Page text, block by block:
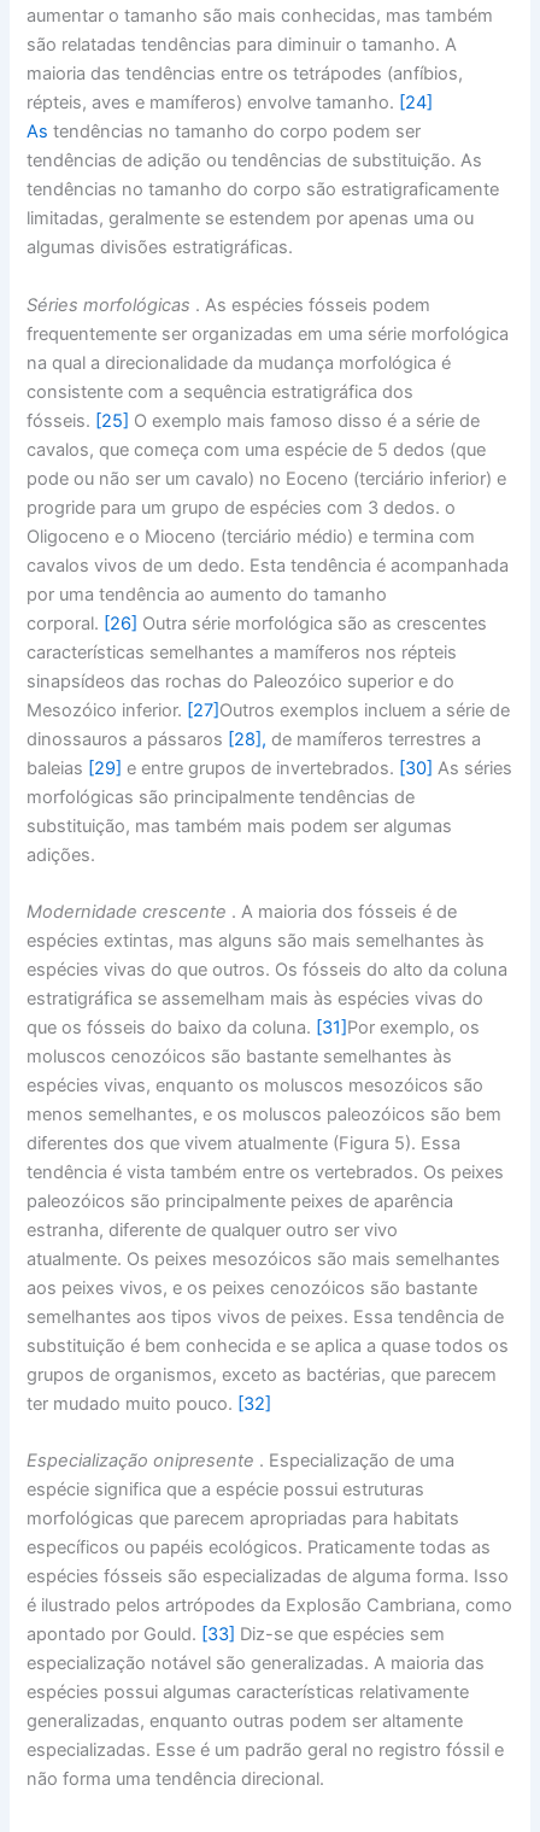
aumentar o tamanho são mais conhecidas, mas também
são relatadas tendências para diminuir o tamanho. A
maioria das tendências entre os tetrápodes (anfíbios,
répteis, aves e mamíferos) envolve tamanho. [24]
As tendências no tamanho do corpo podem ser
tendências de adição ou tendências de substituição. As
tendências no tamanho do corpo são estratigraficamente
limitadas, geralmente se estendem por apenas uma ou
algumas divisões estratigráficas.
Séries morfológicas . As espécies fósseis podem
frequentemente ser organizadas em uma série morfológica
na qual a direcionalidade da mudança morfológica é
consistente com a sequência estratigráfica dos
fósseis. [25] O exemplo mais famoso disso é a série de
cavalos, que começa com uma espécie de 5 dedos (que
pode ou não ser um cavalo) no Eoceno (terciário inferior) e
progride para um grupo de espécies com 3 dedos. o
Oligoceno e o Mioceno (terciário médio) e termina com
cavalos vivos de um dedo. Esta tendência é acompanhada
por uma tendência ao aumento do tamanho
corporal. [26] Outra série morfológica são as crescentes
características semelhantes a mamíferos nos répteis
sinapsídeos das rochas do Paleozóico superior e do
Mesozóico inferior. [27]Outros exemplos incluem a série de
dinossauros a pássaros [28], de mamíferos terrestres a
baleias [29] e entre grupos de invertebrados. [30] As séries
morfológicas são principalmente tendências de
substituição, mas também mais podem ser algumas
adições.
Modernidade crescente . A maioria dos fósseis é de
espécies extintas, mas alguns são mais semelhantes às
espécies vivas do que outros. Os fósseis do alto da coluna
estratigráfica se assemelham mais às espécies vivas do
que os fósseis do baixo da coluna. [31]Por exemplo, os
moluscos cenozóicos são bastante semelhantes às
espécies vivas, enquanto os moluscos mesozóicos são
menos semelhantes, e os moluscos paleozóicos são bem
diferentes dos que vivem atualmente (Figura 5). Essa
tendência é vista também entre os vertebrados. Os peixes
paleozóicos são principalmente peixes de aparência
estranha, diferente de qualquer outro ser vivo
atualmente. Os peixes mesozóicos são mais semelhantes
aos peixes vivos, e os peixes cenozóicos são bastante
semelhantes aos tipos vivos de peixes. Essa tendência de
substituição é bem conhecida e se aplica a quase todos os
grupos de organismos, exceto as bactérias, que parecem
ter mudado muito pouco. [32]
Especialização onipresente . Especialização de uma
espécie significa que a espécie possui estruturas
morfológicas que parecem apropriadas para habitats
específicos ou papéis ecológicos. Praticamente todas as
espécies fósseis são especializadas de alguma forma. Isso
é ilustrado pelos artrópodes da Explosão Cambriana, como
apontado por Gould. [33] Diz-se que espécies sem
especialização notável são generalizadas. A maioria das
espécies possui algumas características relativamente
generalizadas, enquanto outras podem ser altamente
especializadas. Esse é um padrão geral no registro fóssil e
não forma uma tendência direcional.